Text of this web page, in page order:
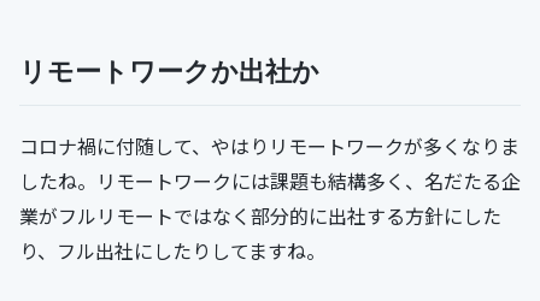
リモートワークか出社か
コロナ禍に付随して、やはりリモートワークが多くなりま
したね。リモートワークには課題も結構多く、名だたる企
業がフルリモートではなく部分的に出社する方針にした
り、フル出社にしたりしてますね。